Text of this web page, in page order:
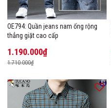
OE794: Quần jeans nam ống rộng
thẳng giặt cao cấp
1.190.000₫
1.710.000₫